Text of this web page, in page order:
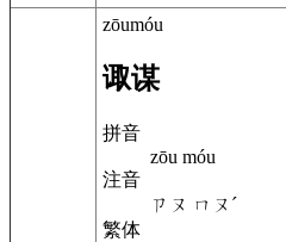
zōumóu
诹谋
拼音
zōu móu
注音
ㄗㄡ ㄇㄡˊ
繁体